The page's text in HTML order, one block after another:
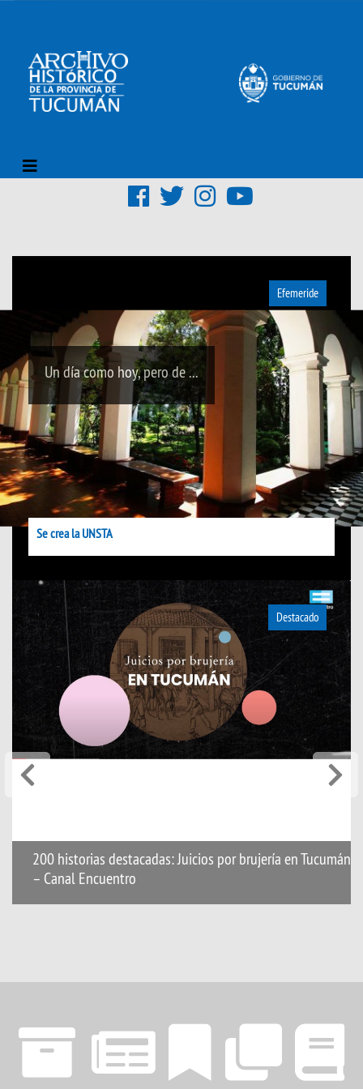
Efemeride
Un día como hoy, pero de ...
Se crea la UNSTA
Destacado
200 historias destacadas: Juicios por brujería en Tucumán
– Canal Encuentro